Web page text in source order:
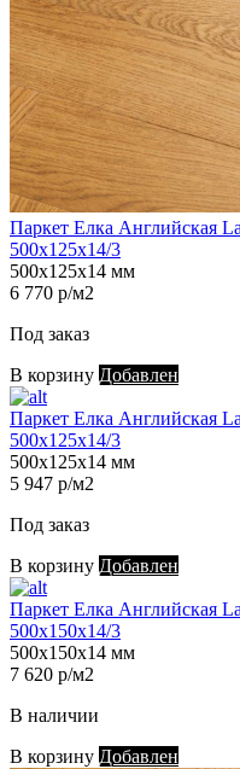
Паркет Елка Английская
500х125х14/3
500х125х14 мм
6 770 р/м2
Под заказ
В корзину Добавлен
Паркет Елка Английская
500х125х14/3
500х125х14 мм
5 947 р/м2
Под заказ
В корзину Добавлен
Паркет Елка Английская
500х150х14/3
500х150х14 мм
7 620 р/м2
В наличии
В корзину Добавлен